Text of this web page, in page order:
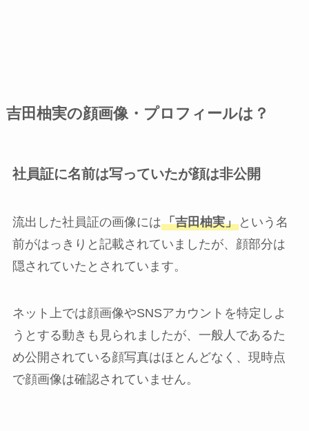
吉田柚実の顔画像・プロフィールは？
社員証に名前は写っていたが顔は非公開
流出した社員証の画像には「吉田柚実」という名
前がはっきりと記載されていましたが、顔部分は
隠されていたとされています。
ネット上では顔画像やSNSアカウントを特定しよ
うとする動きも見られましたが、一般人であるた
め公開されている顔写真はほとんどなく、現時点
で顔画像は確認されていません。